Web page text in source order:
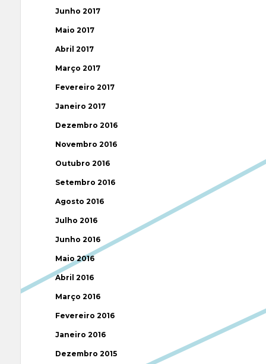
Junho 2017
Maio 2017
Abril 2017
Março 2017
Fevereiro 2017
Janeiro 2017
Dezembro 2016
Novembro 2016
Outubro 2016
Setembro 2016
Agosto 2016
Julho 2016
Junho 2016
Maio 2016
Abril 2016
Março 2016
Fevereiro 2016
Janeiro 2016
Dezembro 2015